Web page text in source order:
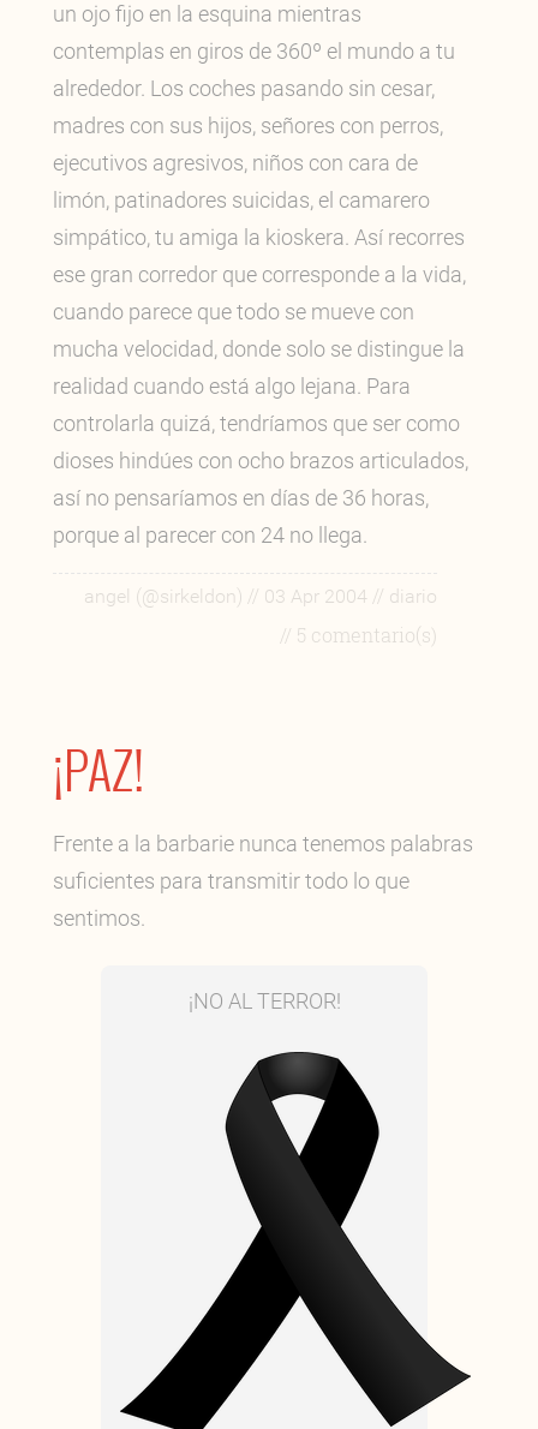
un ojo fijo en la esquina mientras
contemplas en giros de 360º el mundo a tu
alrededor. Los coches pasando sin cesar,
madres con sus hijos, señores con perros,
ejecutivos agresivos, niños con cara de
limón, patinadores suicidas, el camarero
simpático, tu amiga la kioskera. Así recorres
ese gran corredor que corresponde a la vida,
cuando parece que todo se mueve con
mucha velocidad, donde solo se distingue la
realidad cuando está algo lejana. Para
controlarla quizá, tendríamos que ser como
dioses hindúes con ocho brazos articulados,
así no pensaríamos en días de 36 horas,
porque al parecer con 24 no llega.
angel (@sirkeldon) // 03 Apr 2004 // diario
// 5 comentario(s)
¡PAZ!
Frente a la barbarie nunca tenemos palabras
suficientes para transmitir todo lo que
sentimos.
¡NO AL TERROR!